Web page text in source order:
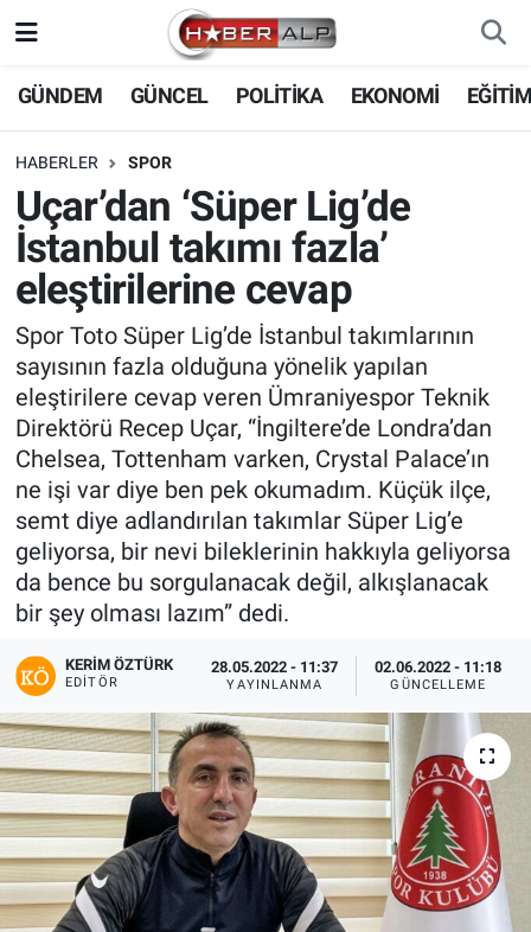
GÜNDEM GÜNCEL POLİTİKA EKONOMİ
HABERLER SPOR
Uçar’dan ‘Süper Lig’de
İstanbul takımı fazla’
eleştirilerine cevap
Spor Toto Süper Lig’de İstanbul takımlarının
sayısının fazla olduğuna yönelik yapılan
eleştirilere cevap veren Ümraniyespor Teknik
Direktörü Recep Uçar, “İngiltere’de Londra’dan
Chelsea, Tottenham varken, Crystal Palace’ın
ne işi var diye ben pek okumadım. Küçük ilçe,
semt diye adlandırılan takımlar Süper Lig’e
geliyorsa, bir nevi bileklerinin hakkıyla geliyorsa
da bence bu sorgulanacak değil, alkışlanacak
bir şey olması lazım” dedi.
KERIM ÖZTÜRK
EDITÖR
28.05.2022 - 11:37
YAYINLANMA
02.06.2022 - 11:18
GÜNCELLEME
Nöbetçi Eczaneler
Hava Durumu
Trafik Durumu
Süper Lig Puan Durumu ve Fikstür
Tüm Manşetler
Son Dakika Haberleri
Haber Arşivi